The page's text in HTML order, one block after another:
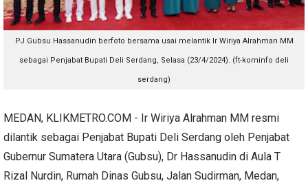
PJ Gubsu Hassanudin berfoto bersama usai melantik Ir Wiriya Alrahman MM
sebagai Penjabat Bupati Deli Serdang, Selasa (23/4/2024). (ft-kominfo deli
serdang)
MEDAN, KLIKMETRO.COM - Ir Wiriya Alrahman MM resmi
dilantik sebagai Penjabat Bupati Deli Serdang oleh Penjabat
Gubernur Sumatera Utara (Gubsu), Dr Hassanudin di Aula T
Rizal Nurdin, Rumah Dinas Gubsu, Jalan Sudirman, Medan,